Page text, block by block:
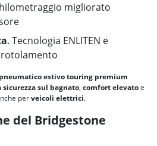
migliorato
. Tecnologia ENLITEN e
pneumatico estivo touring premium
sicurezza sul bagnato, comfort elevatoe
perveicoli elettrici.
del Bridgestone